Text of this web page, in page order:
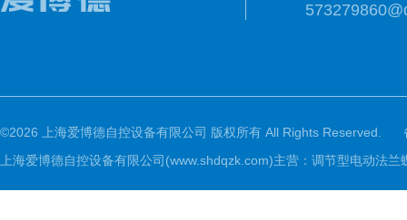
©2026 上海爱博德自控设备有限公司 版权所有 All Rights Reserved.
上海爱博德自控设备有限公司(www.shdqzk.com)主营：调节型电动法